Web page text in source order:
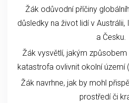
Žák odůvodní příčiny
důsledky na život lidí v Austrálii,
a Česku.
Žák vysvětlí, jakým
katastrofa ovlivnit okolní území
Žák navrhne, jak by mohl
prostředí či